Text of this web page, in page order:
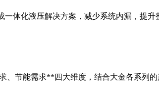
体化液压解决方案，减少系统内漏，提
节能需求**四大维度，结合大金各系列